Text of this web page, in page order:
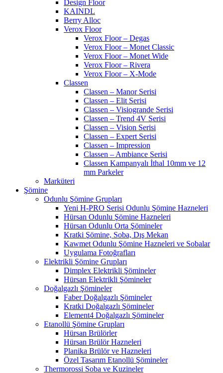
Design Floor
KAINDL
Berry Alloc
Verox Floor
Verox Floor – Degas
Verox Floor – Monet Classic
Verox Floor – Monet Wide
Verox Floor – Rivera
Verox Floor – X-Mode
Classen
Classen – Manor Serisi
Classen – Elit Serisi
Classen – Visiogrande Serisi
Classen – Trend 4V Serisi
Classen – Vision Serisi
Classen – Expert Serisi
Classen – Impression
Classen – Ambiance Serisi
Classen Kampanyalı İthal 10mm ve 12
mm Parkeler
Marküteri
Şömine
Odunlu Şömine Grupları
Yeni H-PRO Serisi Odunlu Şömine Hazneleri
Hürsan Odunlu Şömine Hazneleri
Hürsan Odunlu Orta Şömineler
Kratki Şömine, Soba, Dış Mekan
Kawmet Odunlu Şömine Hazneleri ve Sobalar
Uygulama Fotoğrafları
Elektrikli Şömine Grupları
Dimplex Elektrikli Şömineler
Hürsan Elektrikli Şömineler
Doğalgazlı Şömineler
Faber Doğalgazlı Şömineler
Kratki Doğalgazlı Şömineler
Element4 Doğalgazlı Şömineler
Etanollü Şömine Grupları
Hürsan Brülörler
Hürsan Brülör Hazneleri
Planika Brülör ve Hazneleri
Özel Tasarım Etanollü Şömineler
Thermorossi Soba ve Kuzineler